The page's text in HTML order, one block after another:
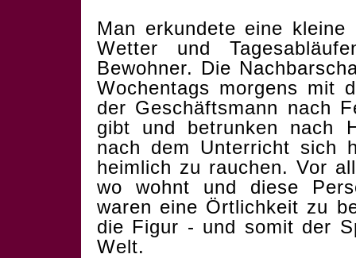
Man erkundete eine
Wetter und
Bewohner. Die
Wochentags morgens mit
der Geschäftsmann nach
gibt und betrunken nach
nach dem Unterricht sich
heimlich zu rauchen. Vor
wo wohnt und diese
waren eine Örtlichkeit zu
die Figur - und somit der
Welt.